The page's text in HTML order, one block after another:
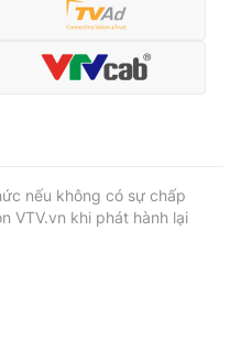
nếu không có sự chấp
VTV.vn khi phát hành lại